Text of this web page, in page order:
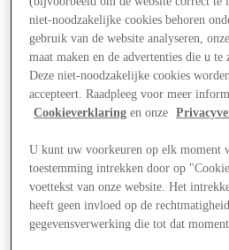
Aanbiedingen
niet-noodzakelijke cookies behoren
gebruik van de website analyseren,
maat maken en de advertenties die u
Deze niet-noodzakelijke cookies
accepteert. Raadpleeg voor meer
Cookieverklaring en onze
U kunt uw voorkeuren op elk moment
toestemming intrekken door op
voettekst van onze website. Het
heeft geen invloed op de
gegevensverwerking die tot dat